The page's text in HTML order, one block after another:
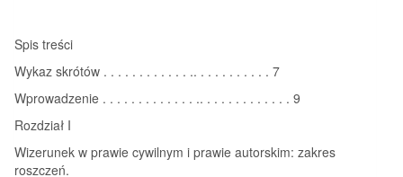
Spis treści
Wykaz skrótów . . . . . . . . . . . . .. . . . . . . . . . . 7
Wprowadzenie . . . . . . . . . . . . . .. . . . . . . . . . . . . 9
Rozdział I
Wizerunek w prawie cywilnym i prawie autorskim: zakres
roszczeń.